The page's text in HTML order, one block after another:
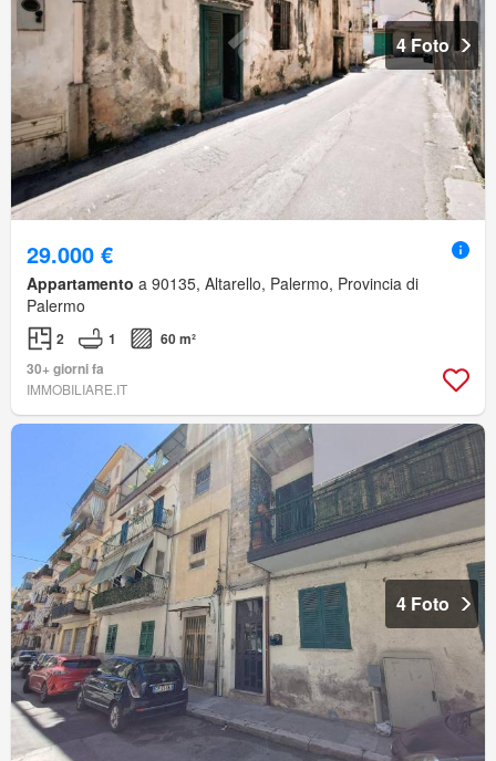
4 Foto
29.000 €
Appartamento a 90135, Altarello, Palermo, Provincia di
Palermo
2 1
60 m²
30+ giorni fa
IMMOBILIARE.IT
4 Foto